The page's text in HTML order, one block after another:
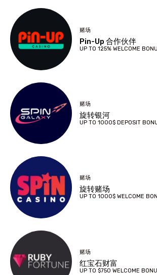
赌场
Pin-Up 合作伙伴
UP TO 125% WELCOME
赌场
旋转银河
UP TO 1000$ DEPOSIT
赌场
旋转赌场
UP TO 1000$ WELCOME
赌场
红宝石财富
UP TO $750 WELCOME